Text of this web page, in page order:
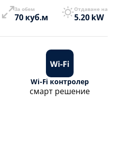
За обем
70 куб.м
Отдаване на
5.20 kW
Wi-Fi контролер
смарт решение